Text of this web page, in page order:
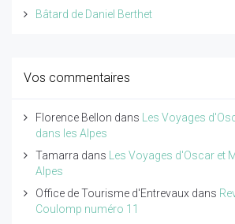
Bâtard de Daniel Berthet
Vos commentaires
Florence Bellon dans
Les Voyages
dans les Alpes
Tamarra dans
Les Voyages d'Oscar et
Alpes
Office de Tourisme d'Entrevaux dans
Coulomp numéro 11